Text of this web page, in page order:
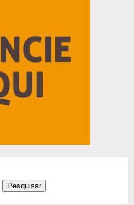
Pesquisar